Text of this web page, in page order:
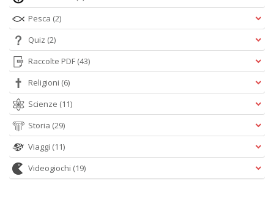
Pesca (2)
Quiz (2)
Raccolte PDF (43)
Religioni (6)
Scienze (11)
Storia (29)
Viaggi (11)
Videogiochi (19)